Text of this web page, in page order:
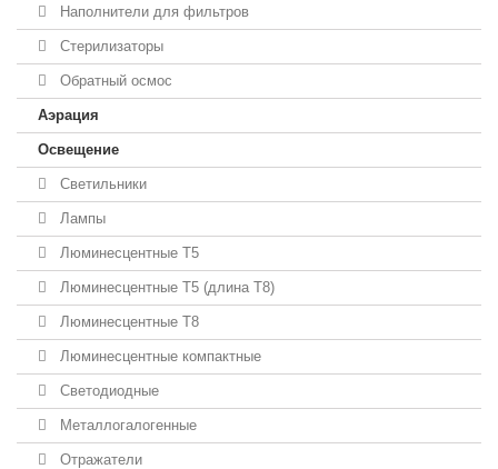
Наполнители для фильтров
Стерилизаторы
Обратный осмос
Аэрация
Освещение
Светильники
Лампы
Люминесцентные T5
Люминесцентные T5 (длина T8)
Люминесцентные T8
Люминесцентные компактные
Светодиодные
Металлогалогенные
Отражатели